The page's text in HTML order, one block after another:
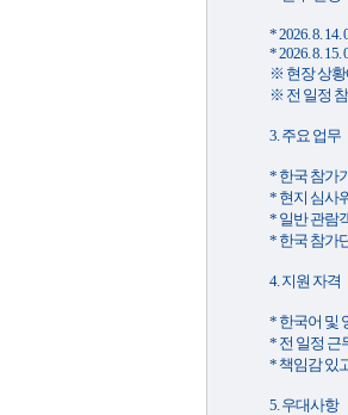
* 2026. 8. 14.
* 2026. 8. 15.
※ 현장 상황
※ 전 일정
3. 주요 업무
* 한국 참가
* 현지 심사
* 일반 관람
* 한국 참가
4. 지원 자격
* 한국어 및
* 전 일정 근
* 책임감 있
5. 우대사항